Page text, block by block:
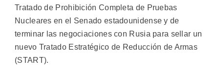
Tratado de Prohibición Completa de Pruebas
Nucleares en el Senado estadounidense y de
terminar las negociaciones con Rusia para sellar un
nuevo Tratado Estratégico de Reducción de Armas
(START).